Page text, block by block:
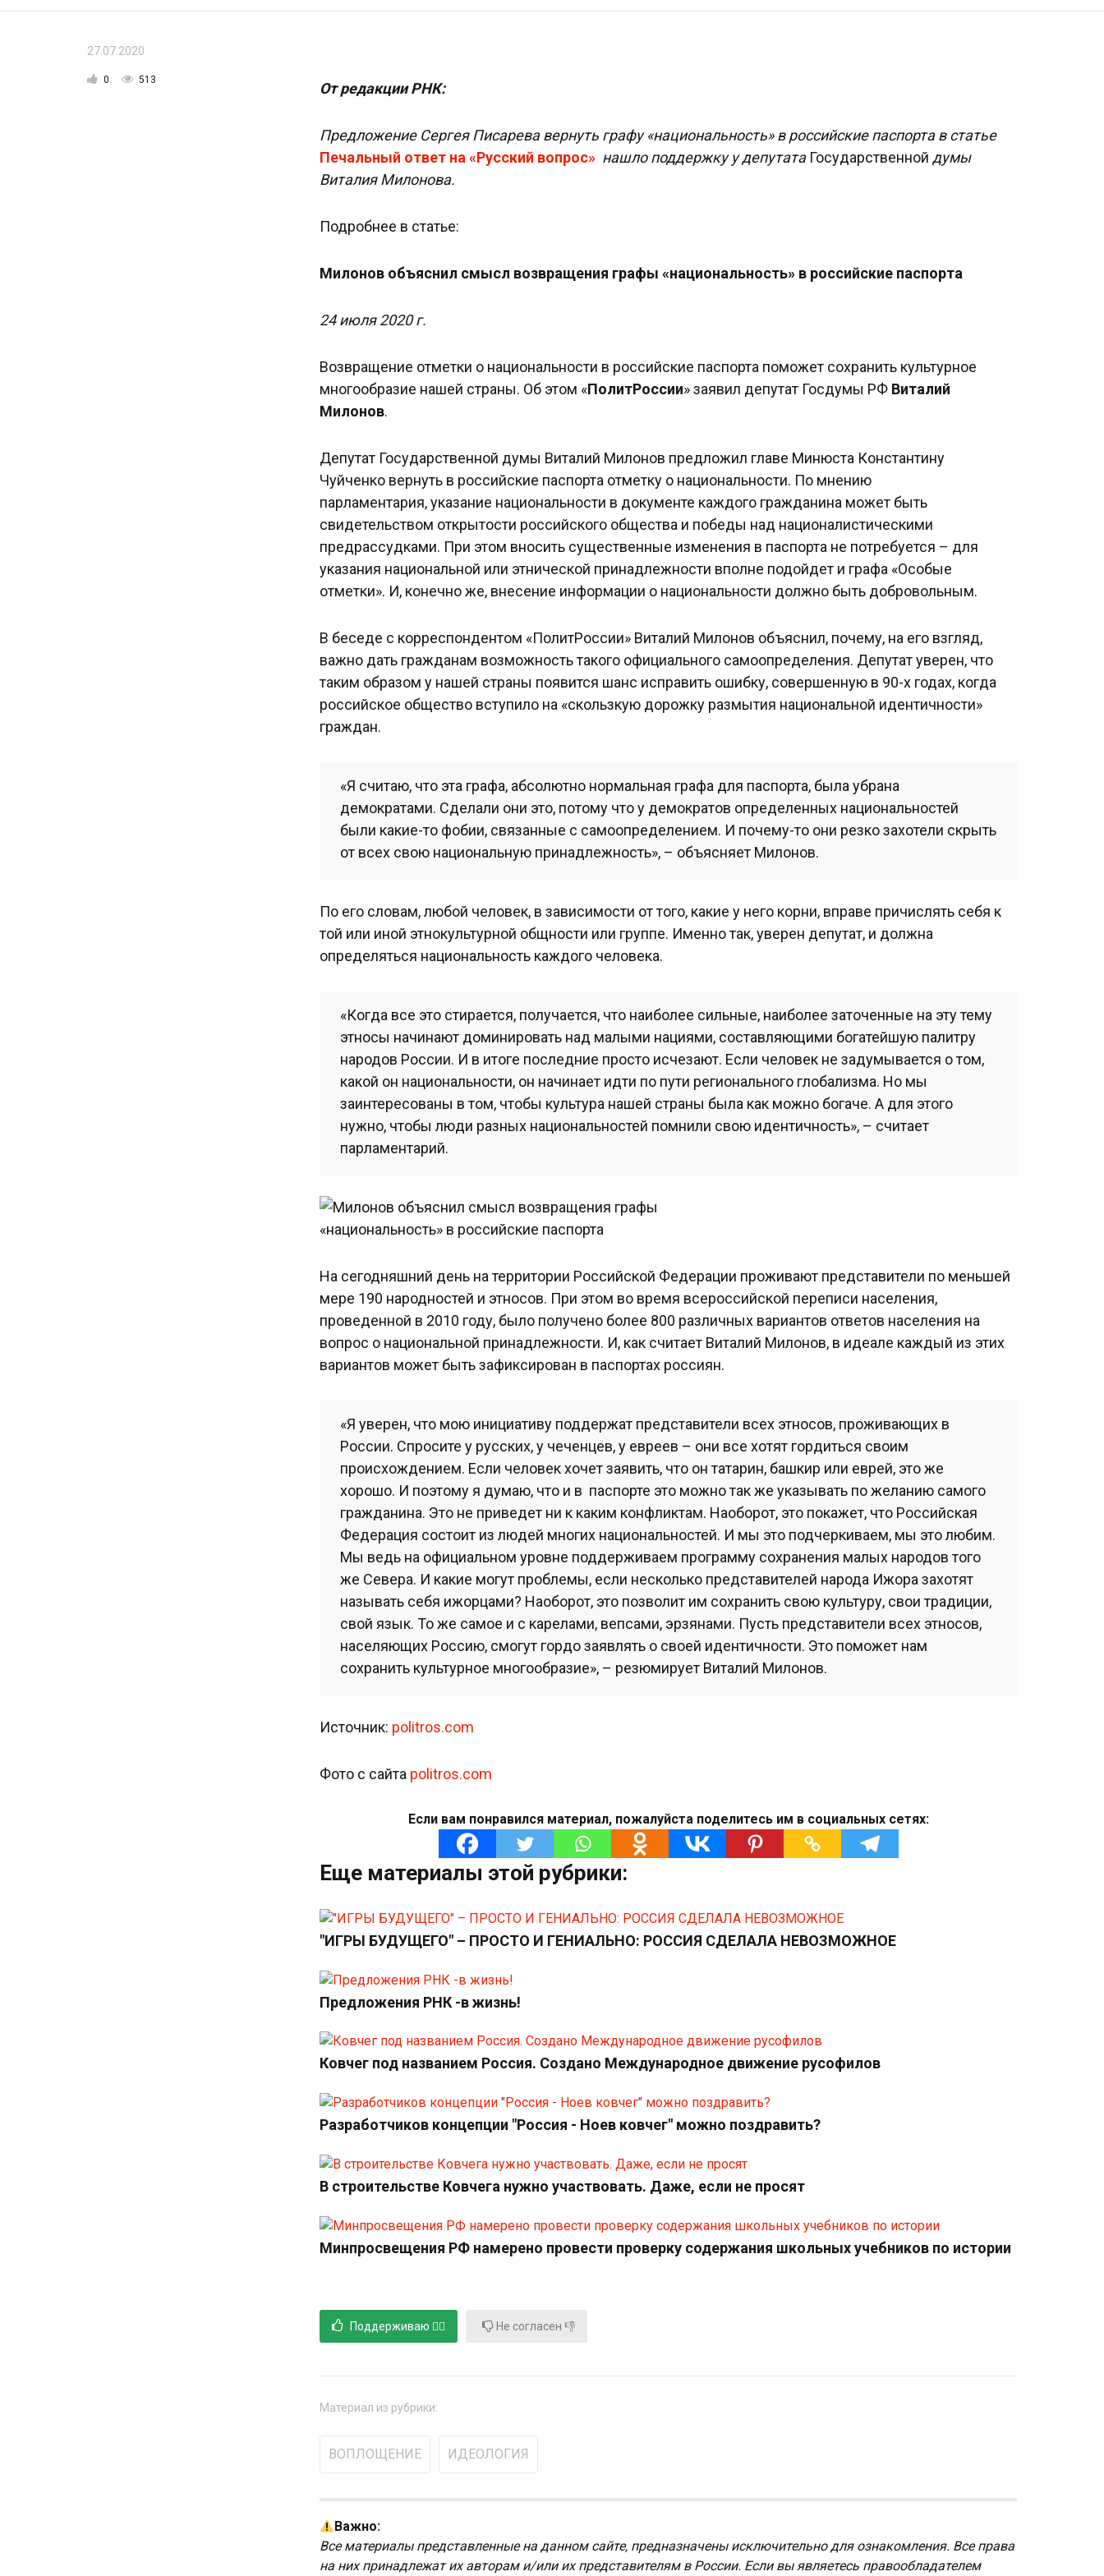
27.07.2020
0 513 От редакции РНК:
Предложение Сергея Писаревавернуть графу «национальность» в российские паспортав статье
Печальный ответ на «Русский вопрос» нашло поддержку у депутатаГосударственной думы
Виталия Милонова.
Подробнее в статье:
Милонов объяснил смысл возвращения графы «национальность» в российские паспорта
24 июля 2020 г.
Возвращение отметки о национальности в российские паспорта поможет сохранить культурное
многообразие нашей страны. Об этом «ПолитРоссии» заявил депутат Госдумы РФ Виталий
Милонов.
Депутат Государственной думы Виталий Милонов предложил главе Минюста Константину
Чуйченко вернуть в российские паспорта отметку о национальности. По мнению
парламентария, указание национальности в документе каждого гражданина может быть
свидетельством открытости российского общества и победы над националистическими
предрассудками. При этом вносить существенные изменения в паспорта не потребуется – для
указания национальной или этнической принадлежности вполне подойдет и графа «Особые
отметки». И, конечно же, внесение информации о национальности должно быть добровольным.
В беседе с корреспондентом «ПолитРоссии» Виталий Милонов объяснил, почему, на его взгляд,
важно дать гражданам возможность такого официального самоопределения. Депутат уверен, что
таким образом у нашей страны появится шанс исправить ошибку, совершенную в 90-х годах, когда
российское общество вступило на «скользкую дорожку размытия национальной идентичности»
граждан.
«Я считаю, что эта графа, абсолютно нормальная графа для паспорта, была убрана
демократами. Сделали они это, потому что у демократов определенных национальностей
были какие-то фобии, связанные с самоопределением. И почему-то они резко захотели скрыть
от всех свою национальную принадлежность», – объясняет Милонов.
По его словам, любой человек, в зависимости от того, какие у него корни, вправе причислять себя к
той или иной этнокультурной общности или группе. Именно так, уверен депутат, и должна
определяться национальность каждого человека.
«Когда все это стирается, получается, что наиболее сильные, наиболее заточенные на эту тему
этносы начинают доминировать над малыми нациями, составляющими богатейшую палитру
народов России. И в итоге последние просто исчезают. Если человек не задумывается о том,
какой он национальности, он начинает идти по пути регионального глобализма. Но мы
заинтересованы в том, чтобы культура нашей страны была как можно богаче. А для этого
нужно, чтобы люди разных национальностей помнили свою идентичность», – считает
парламентарий.
На сегодняшний день на территории Российской Федерации проживают представители по меньшей
мере 190 народностей и этносов. При этом во время всероссийской переписи населения,
проведенной в 2010 году, было получено более 800 различных вариантов ответов населения на
вопрос о национальной принадлежности. И, как считает Виталий Милонов, в идеале каждый из этих
вариантов может быть зафиксирован в паспортах россиян.
«Я уверен, что мою инициативу поддержат представители всех этносов, проживающих в
России. Спросите у русских, у чеченцев, у евреев – они все хотят гордиться своим
происхождением. Если человек хочет заявить, что он татарин, башкир или еврей, это же
хорошо. И поэтому я думаю, что и в паспорте это можно так же указывать по желанию самого
гражданина. Это не приведет ни к каким конфликтам. Наоборот, это покажет, что Российская
Федерация состоит из людей многих национальностей. И мы это подчеркиваем, мы это любим.
Мы ведь на официальном уровне поддерживаем программу сохранения малых народов того
же Севера. И какие могут проблемы, если несколько представителей народа Ижора захотят
называть себя ижорцами? Наоборот, это позволит им сохранить свою культуру, свои традиции,
свой язык. То же самое и с карелами, вепсами, эрзянами. Пусть представители всех этносов,
населяющих Россию, смогут гордо заявлять о своей идентичности. Это поможет нам
сохранить культурное многообразие», – резюмирует Виталий Милонов.
Источник: politros.com
Фото с сайта politros.com
Если вам понравился материал, пожалуйста поделитесь им в социальных сетях:
Еще материалы этой рубрики:
"ИГРЫ БУДУЩЕГО" – ПРОСТО И ГЕНИАЛЬНО: РОССИЯ СДЕЛАЛА НЕВОЗМОЖНОЕ
Предложения РНК -в жизнь!
Ковчег под названием Россия. Создано Международное движение русофилов
Разработчиков концепции "Россия - Ноев ковчег" можно поздравить?
В строительстве Ковчега нужно участвовать. Даже, если не просят
Минпросвещения РФ намерено провести проверку содержания школьных учебников по истории
Поддерживаю 👍🏻 Не согласен 👎
Материал из рубрики:
ВОПЛОЩЕНИЕ ИДЕОЛОГИЯ
Важно:
Все материалы представленные на данном сайте, предназначены исключительно для ознакомления. Все права
на них принадлежат их авторам и/или их представителям в России. Если вы являетесь правообладателем